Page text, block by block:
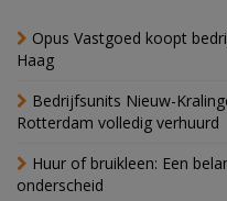
Opus Vastgoed koopt
Haag
Bedrijfsunits Nieuw-
Rotterdam volledig verhuurd
Huur of bruikleen: Een
onderscheid